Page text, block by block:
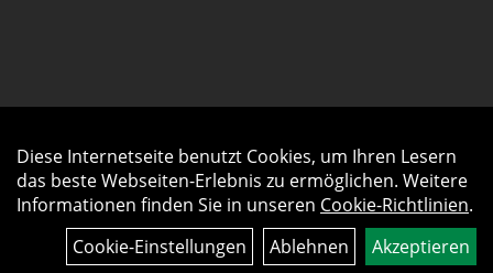
Diese Internetseite benutzt Cookies, um Ihren Lesern
das beste Webseiten-Erlebnis zu ermöglichen. Weitere
Informationen finden Sie in unseren Cookie-Richtlinien.
Cookie-Einstellungen
Ablehnen Akzeptieren
Auftrag widerrufen